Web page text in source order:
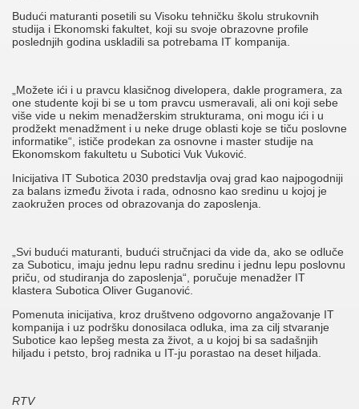
Budući maturanti posetili su Visoku tehničku školu strukovnih
studija i Ekonomski fakultet, koji su svoje obrazovne profile
poslednjih godina uskladili sa potrebama IT kompanija.
„Možete ići i u pravcu klasičnog divelopera, dakle programera, za
one studente koji bi se u tom pravcu usmeravali, ali oni koji sebe
više vide u nekim menadžerskim strukturama, oni mogu ići i u
prodžekt menadžment i u neke druge oblasti koje se tiču poslovne
informatike“, ističe prodekan za osnovne i master studije na
Ekonomskom fakultetu u Subotici Vuk Vuković.
Inicijativa IT Subotica 2030 predstavlja ovaj grad kao najpogodniji
za balans između života i rada, odnosno kao sredinu u kojoj je
zaokružen proces od obrazovanja do zaposlenja.
„Svi budući maturanti, budući stručnjaci da vide da, ako se odluče
za Suboticu, imaju jednu lepu radnu sredinu i jednu lepu poslovnu
priču, od studiranja do zaposlenja“, poručuje menadžer IT
klastera Subotica Oliver Guganović.
Pomenuta inicijativa, kroz društveno odgovorno angažovanje IT
kompanija i uz podršku donosilaca odluka, ima za cilj stvaranje
Subotice kao lepšeg mesta za život, a u kojoj bi sa sadašnjih
hiljadu i petsto, broj radnika u IT-ju porastao na deset hiljada.
RTV